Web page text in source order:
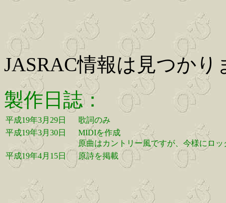
JASRAC情報は見つか
製作日誌：
平成19年3月29日
歌詞のみ
平成19年3月30日
MIDIを作成
原曲はカントリー風ですが、今様にロッ
平成19年4月15日
原詩を掲載